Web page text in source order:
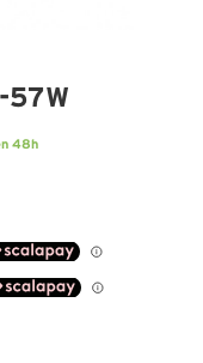
57W
48h